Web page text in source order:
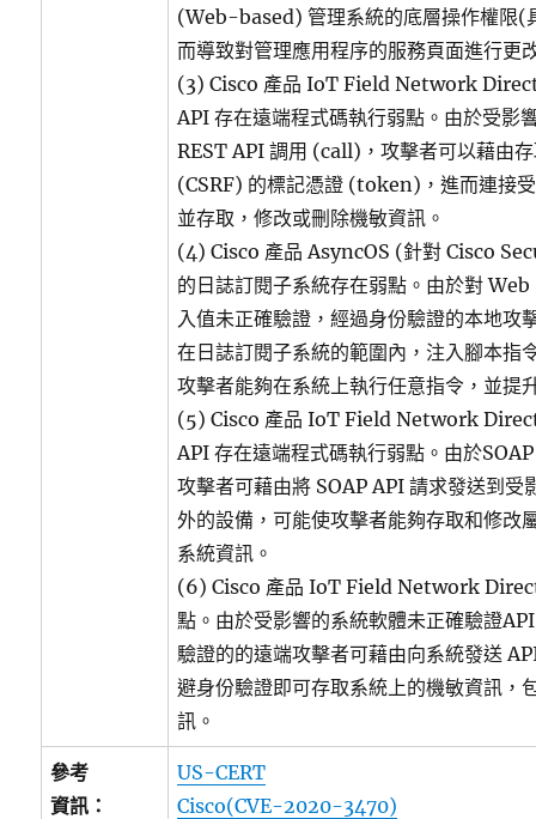
(Web-based) 管理系統的底層操作權限(
而導致對管理應用程序的服務頁面進行更
(3) Cisco 產品 IoT Field Network
API 存在遠端程式碼執行弱點。由於受影
REST API 調用 (call)，攻擊者可以藉由
(CSRF) 的標記憑證 (token)，進而連接
並存取，修改或刪除機敏資訊。
(4) Cisco 產品 AsyncOS (針對 Cisco
的日誌訂閱子系統存在弱點。由於對
入值未正確驗證，經過身份驗證的本地攻
在日誌訂閱子系統的範圍內，注入腳本指
攻擊者能夠在系統上執行任意指令，並提
(5) Cisco 產品 IoT Field Network
API 存在遠端程式碼執行弱點。由於
攻擊者可藉由將 SOAP API 請求發送到受
外的設備，可能使攻擊者能夠存取和修改
系統資訊。
(6) Cisco 產品 IoT Field Network
點。由於受影響的系統軟體未正確驗證
驗證的的遠端攻擊者可藉由向系統發送
避身份驗證即可存取系統上的機敏資訊，
訊。
參考
資訊：
US-CERT
Cisco(CVE-2020-3470)